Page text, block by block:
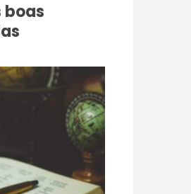
boas